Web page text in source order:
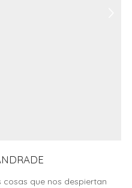
que nos despiertan